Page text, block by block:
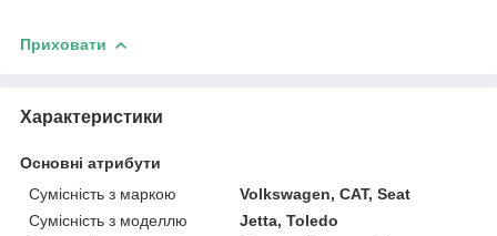
Приховати
Характеристики
Основні атрибути
Сумісність з маркою
Volkswagen, CAT, Seat
Сумісність з моделлю
Jetta, Toledo